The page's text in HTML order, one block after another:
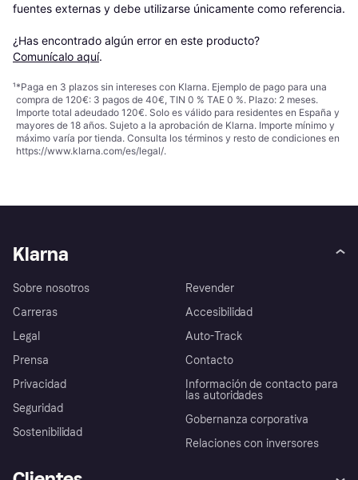
fuentes externas y debe utilizarse únicamente como referencia.
¿Has encontrado algún error en este producto?
Comunícalo aquí.
¹*Paga en 3 plazos sin intereses con Klarna. Ejemplo de pago para una
compra de 120€: 3 pagos de 40€, TIN 0 % TAE 0 %. Plazo: 2 meses.
Importe total adeudado 120€. Solo es válido para residentes en España y
mayores de 18 años. Sujeto a la aprobación de Klarna. Importe mínimo y
máximo varía por tienda. Consulta los términos y resto de condiciones en
https://www.klarna.com/es/legal/.
Klarna
Sobre nosotros
Carreras
Legal
Prensa
Privacidad
Seguridad
Sostenibilidad
Revender
Accesibilidad
Auto-Track
Contacto
Información de contacto para
las autoridades
Gobernanza corporativa
Relaciones con inversores